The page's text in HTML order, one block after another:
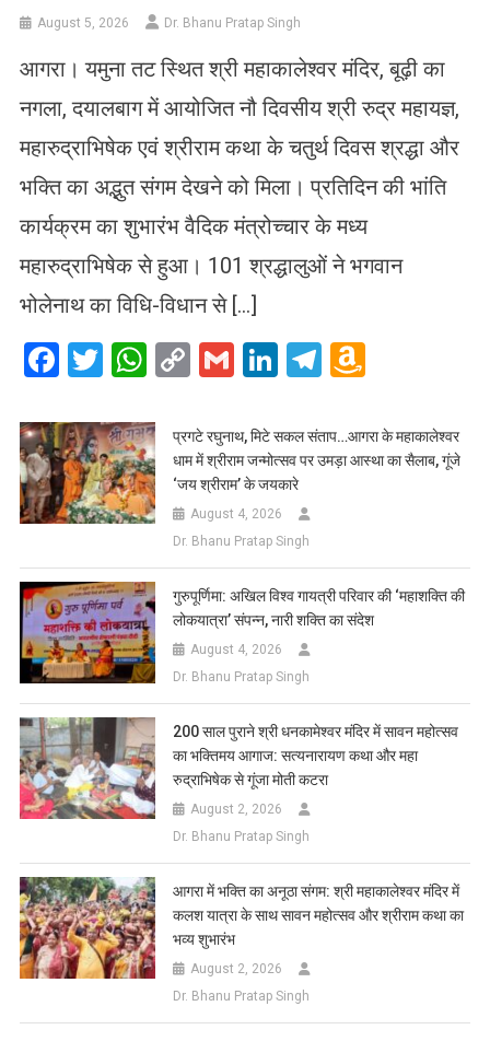
August 5, 2026 Dr. Bhanu Pratap Singh
आगरा। यमुना तट स्थित श्री महाकालेश्वर मंदिर, बूढ़ी का
नगला, दयालबाग में आयोजित नौ दिवसीय श्री रुद्र महायज्ञ,
महारुद्राभिषेक एवं श्रीराम कथा के चतुर्थ दिवस श्रद्धा और
भक्ति का अद्भुत संगम देखने को मिला। प्रतिदिन की भांति
कार्यक्रम का शुभारंभ वैदिक मंत्रोच्चार के मध्य
महारुद्राभिषेक से हुआ। 101 श्रद्धालुओं ने भगवान
भोलेनाथ का विधि-विधान से […]
Facebook
Twitter
WhatsApp
CopyGmailLinkedIn
Telegram
List
प्रगटे रघुनाथ, मिटे सकल संताप…आगरा के महाकालेश्वर
धाम में श्रीराम जन्मोत्सव पर उमड़ा आस्था का सैलाब, गूंजे
‘जय श्रीराम’ के जयकारे
August 4, 2026
Dr. Bhanu Pratap Singh
गुरुपूर्णिमा: अखिल विश्व गायत्री परिवार की ‘महाशक्ति की
लोकयात्रा’ संपन्न, नारी शक्ति का संदेश
August 4, 2026
Dr. Bhanu Pratap Singh
200 साल पुराने श्री धनकामेश्वर मंदिर में सावन महोत्सव
का भक्तिमय आगाज: सत्यनारायण कथा और महा
रुद्राभिषेक से गूंजा मोती कटरा
August 2, 2026
Dr. Bhanu Pratap Singh
आगरा में भक्ति का अनूठा संगम: श्री महाकालेश्वर मंदिर में
कलश यात्रा के साथ सावन महोत्सव और श्रीराम कथा का
भव्य शुभारंभ
August 2, 2026
Dr. Bhanu Pratap Singh